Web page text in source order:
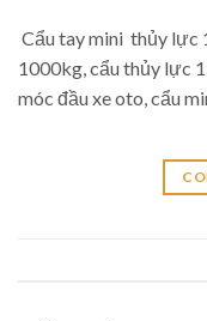
Cẩu tay mini thủy lực
1000kg, cẩu thủy lực
móc đầu xe oto, cẩu